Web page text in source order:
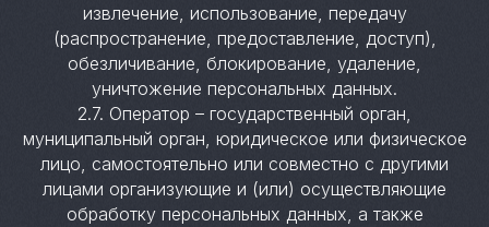
извлечение, использование, передачу
(распространение, предоставление, доступ),
обезличивание, блокирование, удаление,
уничтожение персональных данных.
2.7. Оператор – государственный орган,
муниципальный орган, юридическое или физическое
лицо, самостоятельно или совместно с другими
лицами организующие и (или) осуществляющие
обработку персональных данных, а также